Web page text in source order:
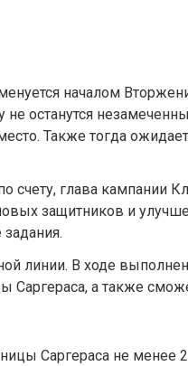
началом
не останутся
Также тогда
счету, глава кампании
защитников и
линии. В ходе
Саргераса, а также
Саргераса не менее